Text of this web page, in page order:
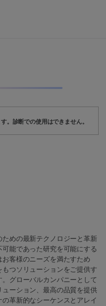
。診断での使用はできません。
めの最新テクノロジーと革新
能であった研究を可能にする
客様のニーズを満たすため
つソリューションをご提供す
グローバルカンパニーとして
ーション、最高の品質を提供
革新的なシーケンスとアレイ